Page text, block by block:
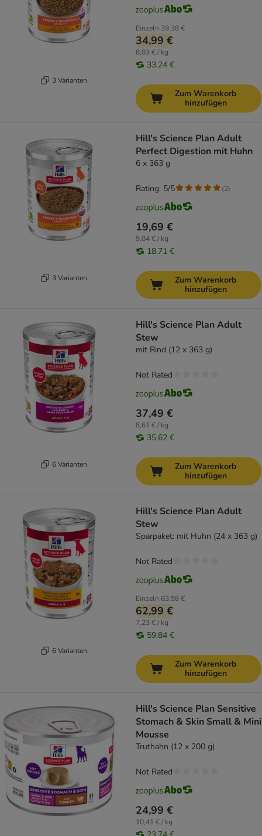
3 Varianten
Einzeln 39,38 €
34,99 €
8,03 € / kg
33,24 €
Zum Warenkorb
hinzufügen
3 Varianten
Hill's Science Plan Adult
Perfect Digestion mit Huhn
6 x 363 g
19,69 €
9,04 € / kg
18,71 €
Rating: 5/5 (2)
Zum Warenkorb
hinzufügen
6 Varianten
Hill's Science Plan Adult
Stew
mit Rind (12 x 363 g)
37,49 €
8,61 € / kg
35,62 €
Not Rated
Zum Warenkorb
hinzufügen
6 Varianten
Hill's Science Plan Adult
Stew
Sparpaket: mit Huhn (24 x 363 g)
Einzeln 63,98 €
62,99 €
7,23 € / kg
59,84 €
Not Rated
Zum Warenkorb
hinzufügen
Hill's Science Plan Sensitive
Stomach & Skin Small & Mini
Mousse
Truthahn (12 x 200 g)
24,99 €
10,41 € / kg
Not Rated